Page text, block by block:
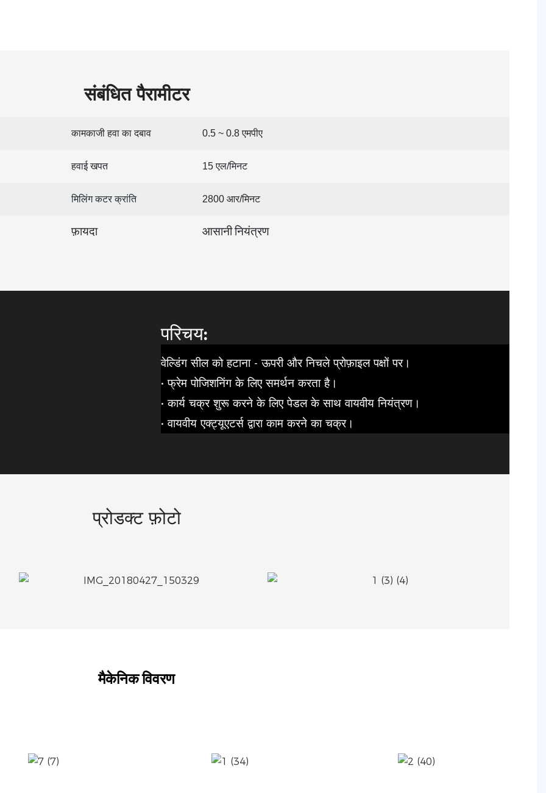
संबंधित पैरामीटर
कामकाजी हवा का दबाव 0.5 ~ 0.8 एमपीए
हवाई खपत 15 एल/मिनट
मिलिंग कटर क्रांति 2800 आर/मिनट
फ़ायदा आसानी नियंत्रण
परिचय:
वेल्डिंग सील को हटाना - ऊपरी और निचले प्रोफ़ाइल पक्षों पर।
• फ्रेम पोजिशनिंग के लिए समर्थन करता है।
• कार्य चक्र शुरू करने के लिए पेडल के साथ वायवीय नियंत्रण।
• वायवीय एक्ट्यूएटर्स द्वारा काम करने का चक्र।
प्रोडक्ट फ़ोटो
मैकेनिक विवरण